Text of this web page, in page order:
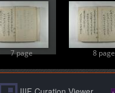
7 page 8 page